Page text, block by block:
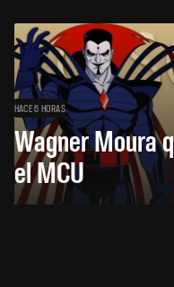
HACE 6 HORAS
Wagner Moura
el MCU